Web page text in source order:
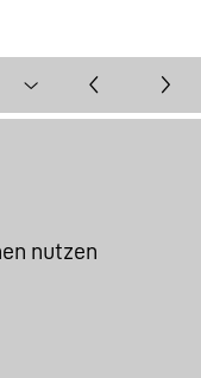
nutzen